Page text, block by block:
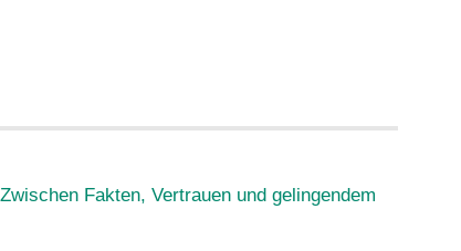
Fakten, Vertrauen und gelingendem